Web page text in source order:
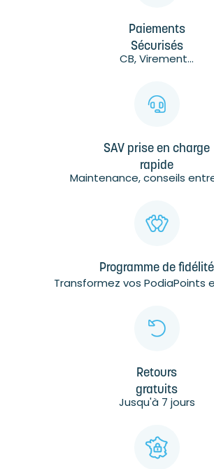
Paiements
Sécurisés
CB, Virement...
SAV prise en charge
rapide
Maintenance, conseils
Programme de fidélité
Transformez vos PodiaPoints
Retours
gratuits
Jusqu'à 7 jours